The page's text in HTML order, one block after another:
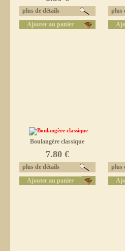
plus de détails
Ajouter au panier
plus
Boulangère classique
7.80 €
plus de détails
Ajouter au panier
plus